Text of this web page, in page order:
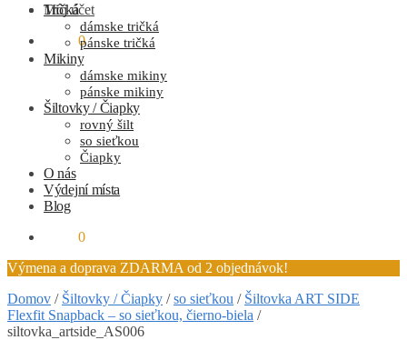
Môj účet
0.00€ 0
Tričká
dámske tričká
pánske tričká
Mikiny
dámske mikiny
pánske mikiny
Šiltovky / Čiapky
rovný šilt
so sieťkou
Čiapky
O nás
Výdejní místa
Blog
0
Výmena a doprava ZDARMA od 2 objednávok!
Domov / Šiltovky / Čiapky /so sieťkou / Šiltovka ART SIDE
Flexfit Snapback – so sieťkou, čierno-biela /
siltovka_artside_AS006